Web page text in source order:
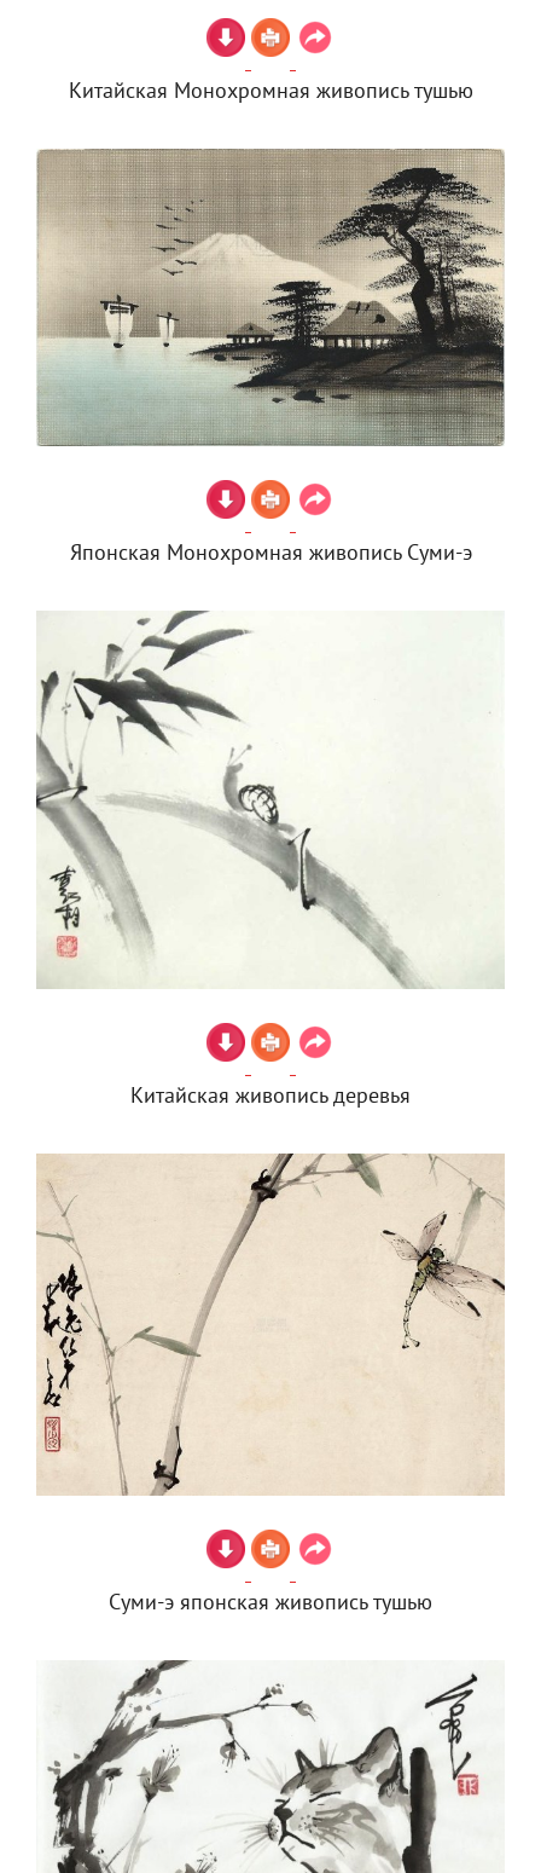
Китайская Монохромная живопись тушью
Японская Монохромная живопись Суми-э
Китайская живопись деревья
Суми-э японская живопись тушью